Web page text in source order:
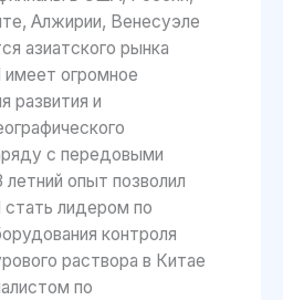
Алжирии, Венесуэле
азиатского рынка
имеет огромное
развития и
с передовыми
летний опыт позволил
стать лидером по
контроля
раствора в Китае
по